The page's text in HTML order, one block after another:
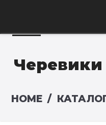
Черевики
HOME